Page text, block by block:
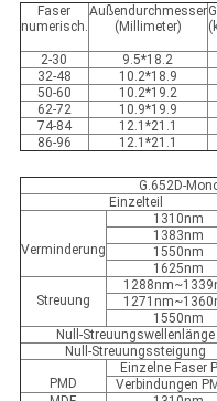
Faser
numerisch.
Außendurchmesser
(Millimeter)
2-30
9.5*18.2
32-48
10.2*18.9
50-60
10.2*19.2
62-72
10.9*19.9
74-84
12.1*21.1
86-96
12.1*21.1
G.652D-
Einzelteil
Verminderung
1310nm
1383nm
1550nm
1625nm
Streuung
1550nm
Null-Streuungswellenlänge
Null-Streuungssteigung
PMD
Einzelne Faser
Verbindungen